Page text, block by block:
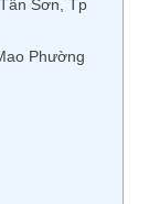
Sơn, Tp
Phường